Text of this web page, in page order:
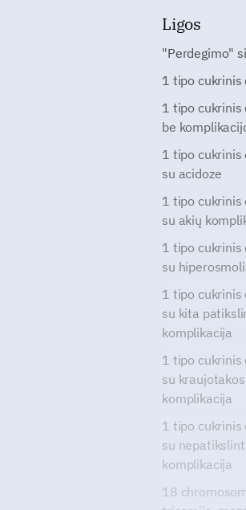
Ligos
"Perdegimo"
1 tipo cukrinis
1 tipo cukrinis
be
1 tipo cukrinis
su acidoze
1 tipo cukrinis
su akių
1 tipo cukrinis
su
1 tipo cukrinis
su kita
komplikacija
1 tipo cukrinis
su kraujotakos
komplikacija
1 tipo cukrinis
su
komplikacija
18